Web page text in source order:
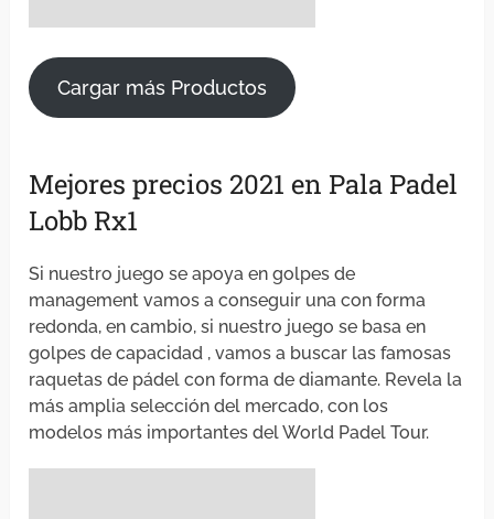
Cargar más Productos
Mejores precios 2021 en Pala Padel
Lobb Rx1
Si nuestro juego se apoya en golpes de
management vamos a conseguir una con forma
redonda, en cambio, si nuestro juego se basa en
golpes de capacidad , vamos a buscar las famosas
raquetas de pádel con forma de diamante. Revela la
más amplia selección del mercado, con los
modelos más importantes del World Padel Tour.